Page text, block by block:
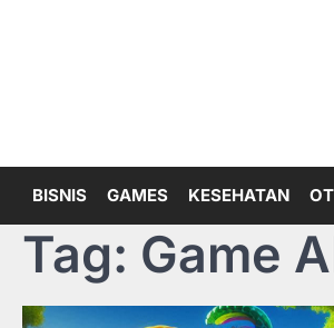
BISNIS GAMES KESEHATAN
Tag: Game